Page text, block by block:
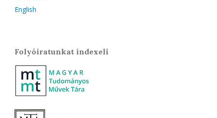
English
Folyóiratunkat indexeli